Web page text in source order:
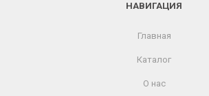
НАВИГАЦИЯ
Главная
Каталог
О нас